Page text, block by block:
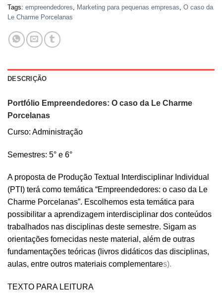
Tags: empreendedores Marketing para pequenas empresas O caso da
Le Charme Porcelanas
DESCRIÇÃO
Portfólio Empreendedores: O caso da Le Charme
Porcelanas
Curso: Administração
Semestres: 5° e 6°
A proposta de Produção Textual Interdisciplinar Individual
(PTI) terá como temática “Empreendedores: o caso da Le
Charme Porcelanas”. Escolhemos esta temática para
possibilitar a aprendizagem interdisciplinar dos conteúdos
trabalhados nas disciplinas deste semestre. Sigam as
orientações fornecidas neste material, além de outras
fundamentações teóricas (livros didáticos das disciplinas,
aulas, entre outros materiais complementares).
TEXTO PARA LEITURA